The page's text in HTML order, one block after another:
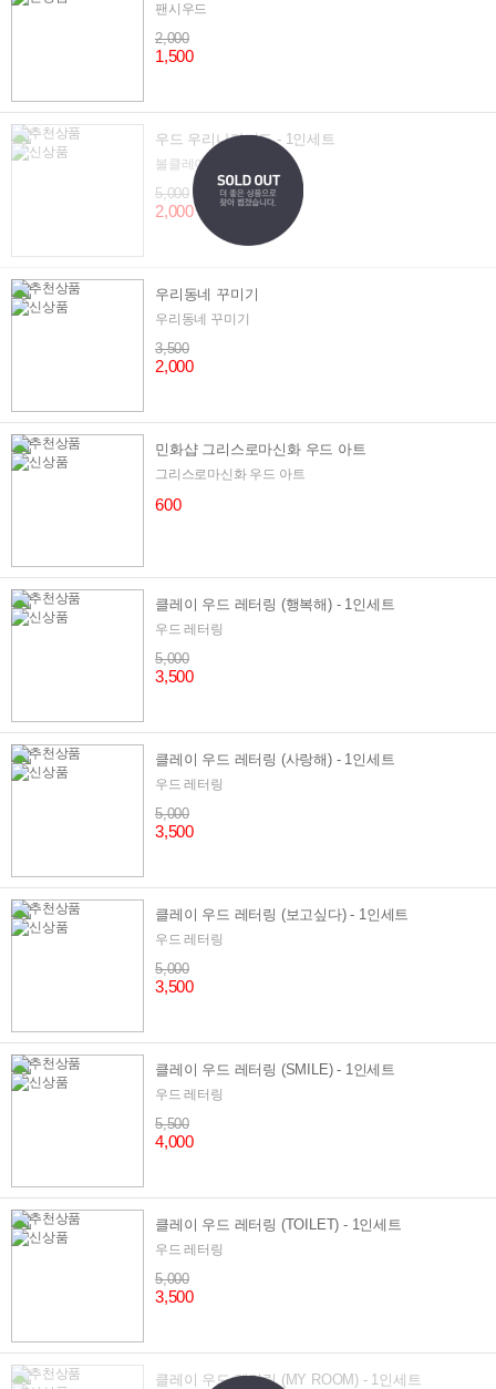
팬시우드
2,000
1,500
우드 우리나라지도 - 1인세트
볼클레이로 꾸미기
5,000
2,000
우리동네 꾸미기
우리동네 꾸미기
3,500
2,000
민화샵 그리스로마신화 우드 아트
그리스로마신화 우드 아트
600
클레이 우드 레터링 (행복해) - 1인세트
우드 레터링
5,000
3,500
클레이 우드 레터링 (사랑해) - 1인세트
우드 레터링
5,000
3,500
클레이 우드 레터링 (보고싶다) - 1인세트
우드 레터링
5,000
3,500
클레이 우드 레터링 (SMILE) - 1인세트
우드 레터링
5,500
4,000
클레이 우드 레터링 (TOILET) - 1인세트
우드 레터링
5,000
3,500
클레이 우드 레터링 (MY ROOM) - 1인세트